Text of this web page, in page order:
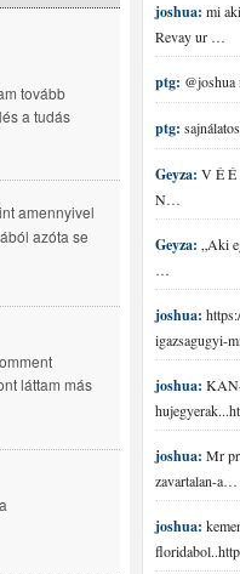
tovább
a tudás
amennyivel
azóta se
láttam más
joshua: mi
Revay ur …
ptg:
ptg:
Geyza: V É É
N…
Geyza: „Aki
…
joshua:
igazsagugyi-
joshua:
joshua: Mr
zavartalan-a…
joshua: